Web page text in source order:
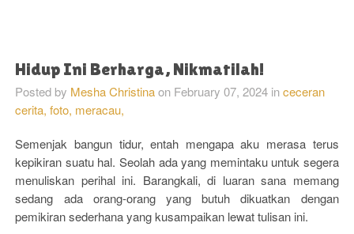
Hidup Ini Berharga, Nikmatilah!
Posted by Mesha Christina on February 07, 2024 inceceran
cerita,foto, meracau,
Semenjak bangun tidur, entah mengapa aku merasa terus
kepikiran suatu hal. Seolah ada yang memintaku untuk segera
menuliskan perihal ini. Barangkali, di luaran sana memang
sedang ada orang-orang yang butuh dikuatkan dengan
pemikiran sederhana yang kusampaikan lewat tulisan ini.